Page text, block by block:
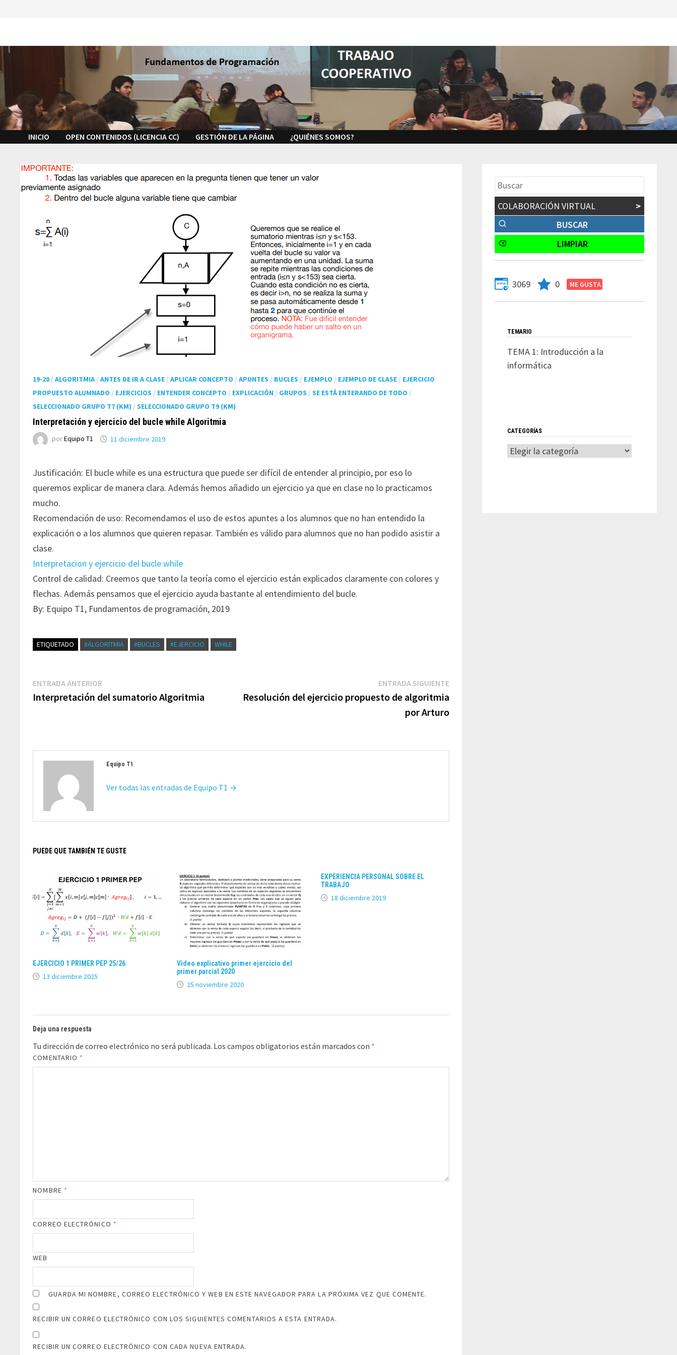
INICIO OPEN CONTENIDOS (LICENCIA CC) GESTIÓN DE LA PÁGINA ¿QUIÉNES SOMOS?
19-20 /ALGORITMIA /ANTES DE IR A CLASE /APLICAR CONCEPTO /APUNTES / BUCLES / EJEMPLO / EJEMPLO DE CLASE / EJERCICIO
PROPUESTO ALUMNADO / EJERCICIOS / ENTENDER CONCEPTO / EXPLICACIÓN / GRUPOS /SE ESTÁ ENTERANDO DE TODO /
SELECCIONADO GRUPO T7 (KM) /SELECCIONADO GRUPO T9 (KM)
Interpretación y ejercicio del bucle while Algoritmia
porEquipo T1 11 diciembre 2019
Justificación: El bucle while es una estructura que puede ser difícil de entender al principio, por eso lo
queremos explicar de manera clara. Además hemos añadido un ejercicio ya que en clase no lo practicamos
mucho.
Recomendación de uso: Recomendamos el uso de estos apuntes a los alumnos que no han entendido la
explicación o a los alumnos que quieren repasar. También es válido para alumnos que no han podido asistir a
clase.
Interpretacion y ejercicio del bucle while
Control de calidad: Creemos que tanto la teoría como el ejercicio están explicados claramente con colores y
flechas. Además pensamos que el ejercicio ayuda bastante al entendimiento del bucle.
By: Equipo T1, Fundamentos de programación, 2019
ETIQUETADO #ALGORITMIA #BUCLES #EJERCICIO WHILE
Navegación
entradas
ENTRADA ANTERIOR
anterior:
Interpretación del sumatorio Algoritmia
ENTRADA SIGUIENTEEntrada
Resolución del ejercicio propuesto de algoritmia
por Arturo
Equipo T1
Ver todas las entradas de Equipo T1 →
PUEDE QUE TAMBIÉN TE GUSTE
EJERCICIO 1 PRIMER PEP 25/26
13 diciembre 2025
Video explicativo primer ejercicio del
primer parcial 2020
25 noviembre 2020
EXPERIENCIA PERSONAL SOBRE EL
TRABAJO
18 diciembre 2019
Deja una respuesta
Tu dirección de correo electrónico no será publicada. Los campos obligatorios están marcados con *
COMENTARIO *
NOMBRE *
CORREO ELECTRÓNICO *
WEB
GUARDA MI NOMBRE, CORREO ELECTRÓNICO Y WEB EN ESTE NAVEGADOR PARA LA PRÓXIMA VEZ QUE COMENTE.
RECIBIR UN CORREO ELECTRÓNICO CON LOS SIGUIENTES COMENTARIOS A ESTA ENTRADA.
RECIBIR UN CORREO ELECTRÓNICO CON CADA NUEVA ENTRADA.
COLABORACIÓN VIRTUAL >
3069 0
TEMARIO
TEMA 1: Introducción a la
informática
CATEGORÍAS
Categorías